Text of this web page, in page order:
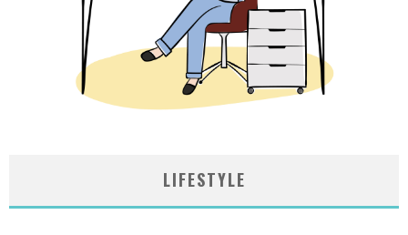
LIFESTYLE